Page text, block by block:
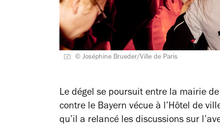
© Joséphine Brueder/Ville de Paris
Le dégel se poursuit entre la mairie
contre le Bayern vécue à l’Hôtel de
qu’il a relancé les discussions sur